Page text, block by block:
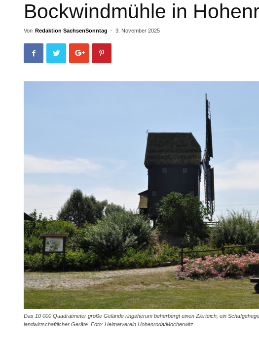
Bockwindmühle in
Von Redaktion SachsenSonntag - 3. November 2025
Das 10 000 Quadratmeter große Gelände ringsherum beherbergt einen Zierteich, ein
landwirtschaftlicher Geräte. Foto: Heimatverein Hohenroda/Mocherwitz